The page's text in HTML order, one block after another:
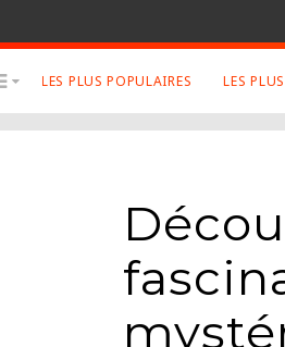
Photographies
LES PLUS POPULAIRES LES